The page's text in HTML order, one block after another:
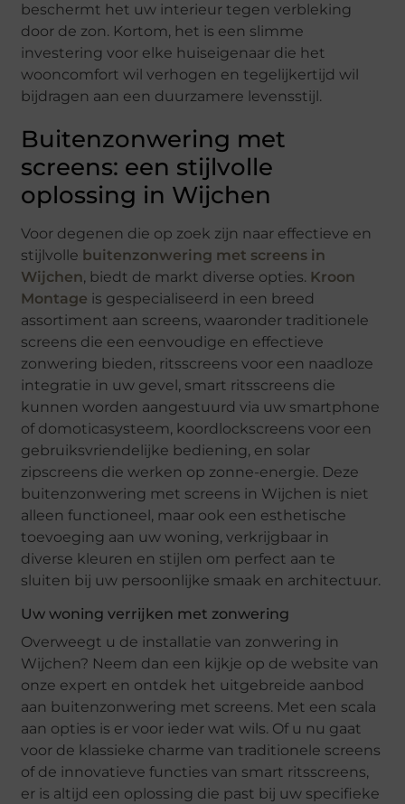
beschermt het uw interieur tegen verbleking
door de zon. Kortom, het is een slimme
investering voor elke huiseigenaar die het
wooncomfort wil verhogen en tegelijkertijd wil
bijdragen aan een duurzamere levensstijl.
Buitenzonwering met
screens: een stijlvolle
oplossing in Wijchen
Voor degenen die op zoek zijn naar effectieve en
stijlvolle buitenzonwering met screens in
Wijchen, biedt de markt diverse opties. Kroon
Montage is gespecialiseerd in een breed
assortiment aan screens, waaronder traditionele
screens die een eenvoudige en effectieve
zonwering bieden, ritsscreens voor een naadloze
integratie in uw gevel, smart ritsscreens die
kunnen worden aangestuurd via uw smartphone
of domoticasysteem, koordlockscreens voor een
gebruiksvriendelijke bediening, en solar
zipscreens die werken op zonne-energie. Deze
buitenzonwering met screens in Wijchen is niet
alleen functioneel, maar ook een esthetische
toevoeging aan uw woning, verkrijgbaar in
diverse kleuren en stijlen om perfect aan te
sluiten bij uw persoonlijke smaak en architectuur.
Uw woning verrijken met zonwering
Overweegt u de installatie van zonwering in
Wijchen? Neem dan een kijkje op de website van
onze expert en ontdek het uitgebreide aanbod
aan buitenzonwering met screens. Met een scala
aan opties is er voor ieder wat wils. Of u nu gaat
voor de klassieke charme van traditionele screens
of de innovatieve functies van smart ritsscreens,
er is altijd een oplossing die past bij uw specifieke